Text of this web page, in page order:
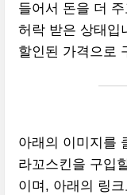
들어서 돈을 더
허락 받은 상태입
할인된 가격으로
아래의 이미지를
라꼬스킨을 구입
이며, 아래의 링